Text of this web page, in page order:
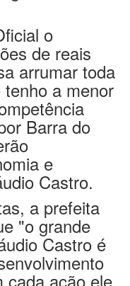
o
de reais
arrumar toda
a menor
Barra do
e
Castro.
a prefeita
"o grande
Castro é
cada ação ele